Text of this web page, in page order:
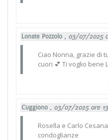
Lonate Pozzolo , 03/07/2025
Ciao Nonna, grazie di
cuori 💕 Ti voglio bene
Cuggiono , 03/07/2025 ore
Rosella e Carlo
condoglianze